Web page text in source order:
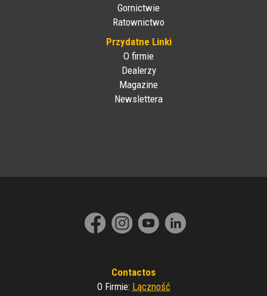
Gornictwie
Ratownictwo
Przydatne Linki
O firmie
Dealerzy
Magazine
Newslettera
Contactos
O Firmie: Lączność